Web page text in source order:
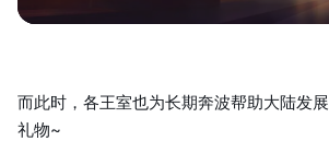
而此时，各王室也为长期奔波帮助大陆发
礼物~